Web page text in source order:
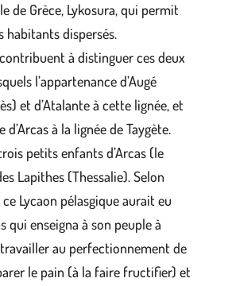
de Grèce, Lykosura, qui permit
habitants dispersés.
à distinguer ces deux
l’appartenance d’Augé
et d’Atalante à cette lignée, et
à la lignée de Taygète.
petits enfants d’Arcas (le
Lapithes (Thessalie). Selon
Lycaon pélasgique aurait eu
qui enseigna à son peuple à
au perfectionnement de
le pain (à la faire fructifier) et